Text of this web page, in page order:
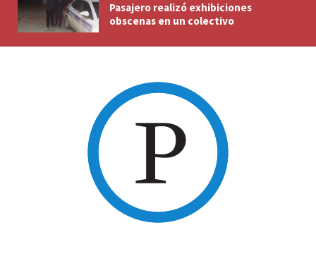
Pasajero realizó exhibiciones
obscenas en un colectivo